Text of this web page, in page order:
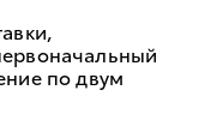
по двум